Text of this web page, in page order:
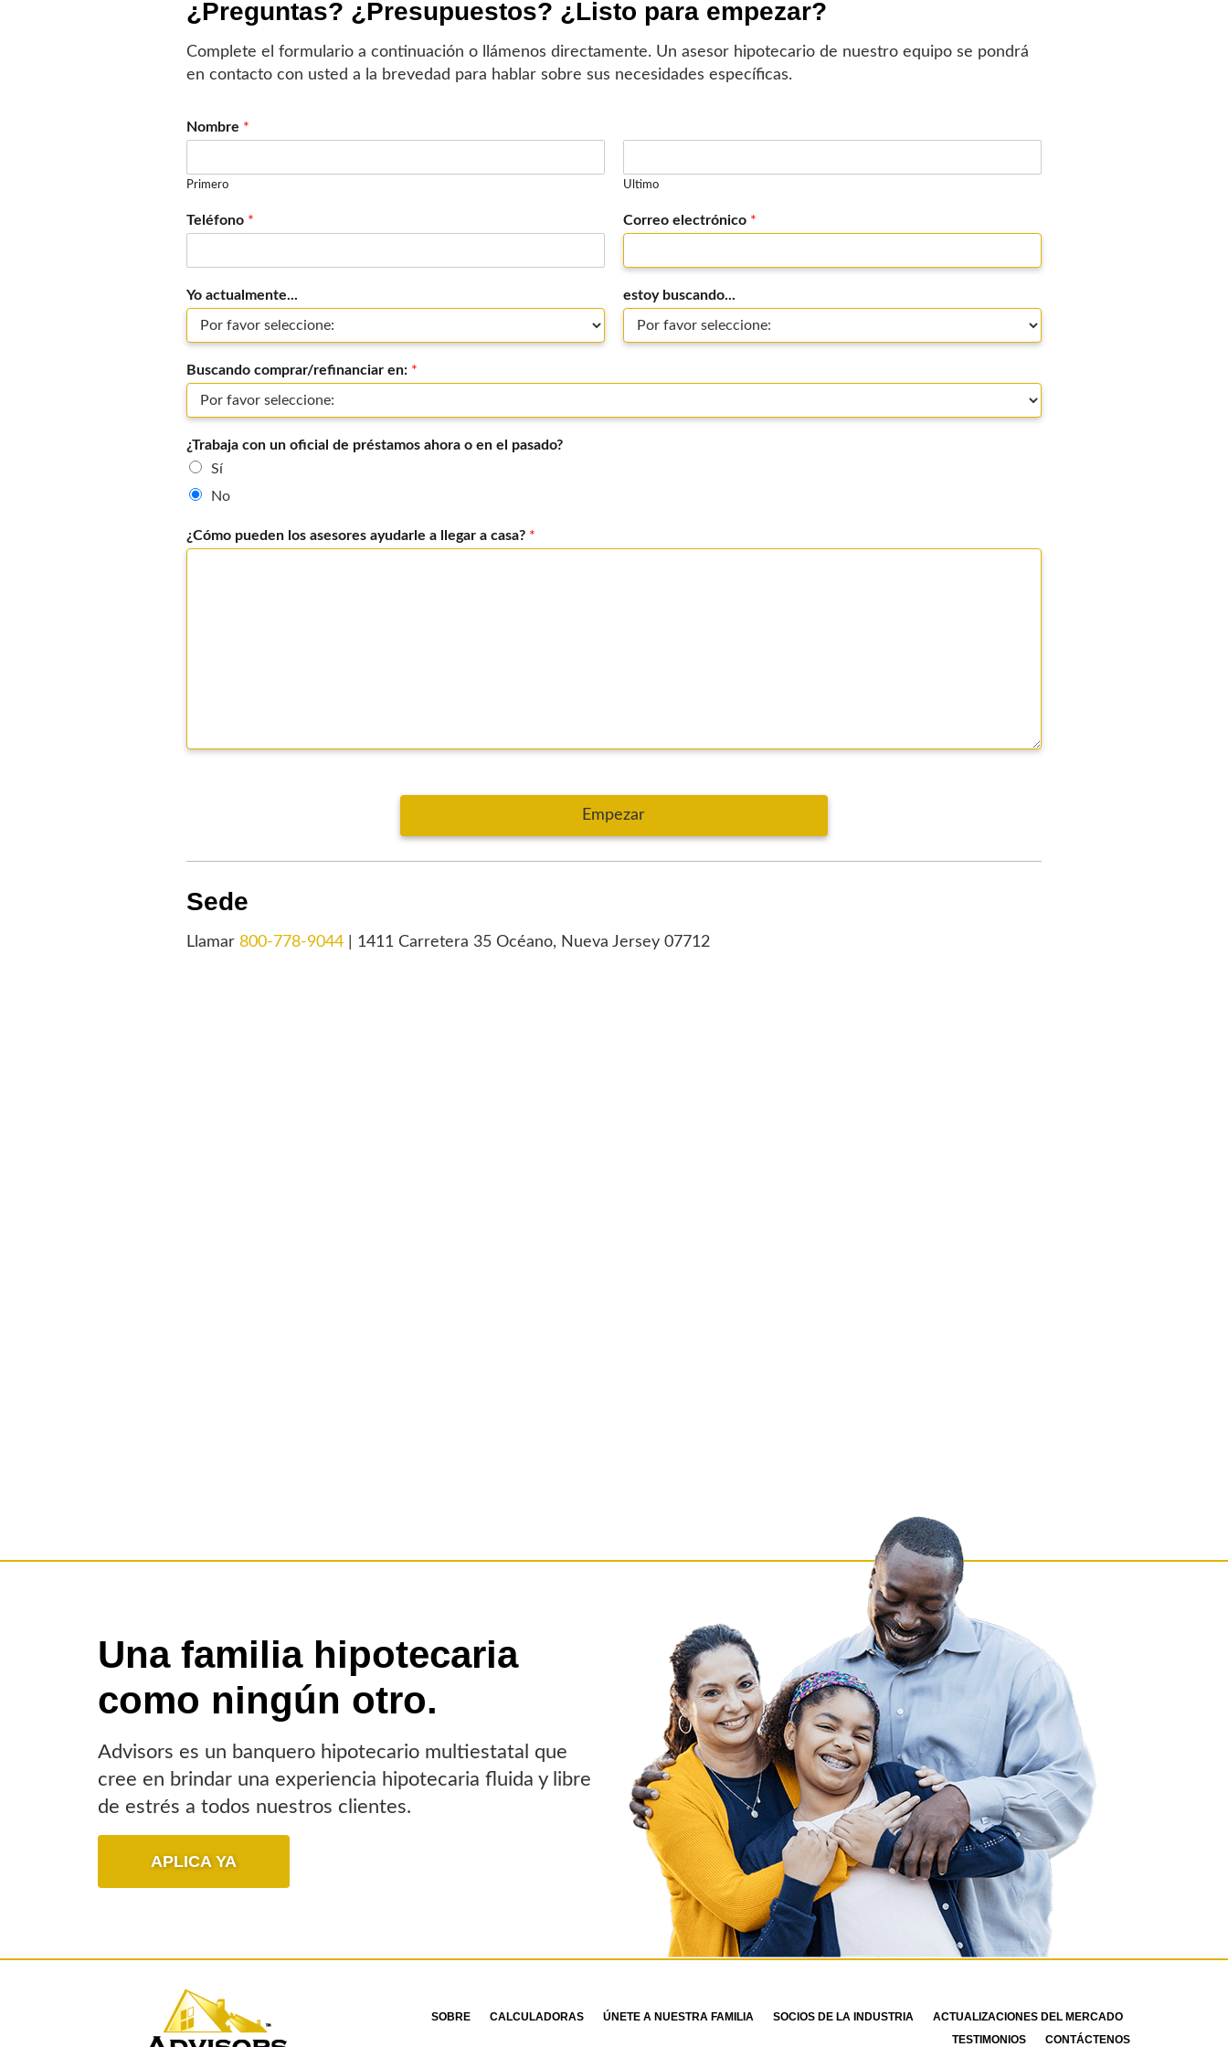
¿Preguntas? ¿Presupuestos? ¿Listo para empezar?
Complete el formulario a continuación o llámenos directamente. Un asesor hipotecario de nuestro equipo se pondrá
en contacto con usted a la brevedad para hablar sobre sus necesidades específicas.
Nombre *
Primero Ultimo
Teléfono *
Yo actualmente...
Correo electrónico *
estoy buscando...
Buscando comprar/refinanciar en: *
¿Trabaja con un oficial de préstamos ahora o en el pasado?
Sí
No
¿Cómo pueden los asesores ayudarle a llegar a casa? *
Empezar
Sede
Llamar 800-778-9044| 1411 Carretera 35 Océano, Nueva Jersey 07712
Una familia hipotecaria
como ningún otro.
Advisors es un banquero hipotecario multiestatal que
cree en brindar una experiencia hipotecaria fluida y libre
de estrés a todos nuestros clientes.
APLICA YA
SOBRE CALCULADORAS ÚNETE A NUESTRA FAMILIA SOCIOS DE LA INDUSTRIA
ACTUALIZACIONES DEL MERCADO
TESTIMONIOS
CONTÁCTENOS